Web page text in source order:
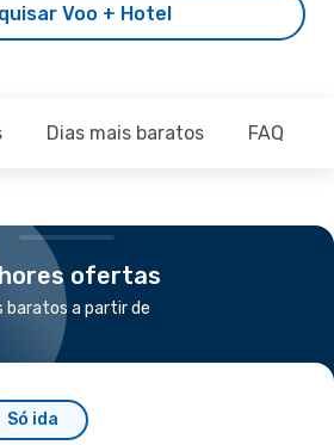
Voo + Hotel
Dias mais baratos FAQ
ofertas
baratos a partir de
Só ida